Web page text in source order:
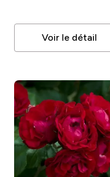
Voir le détail